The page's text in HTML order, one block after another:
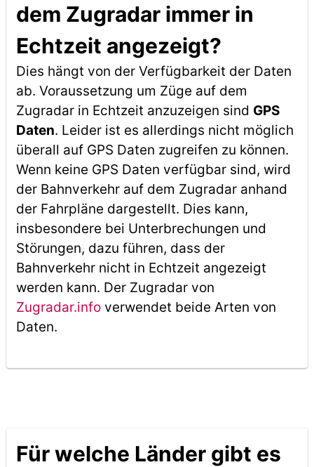
dem Zugradar immer in
Echtzeit angezeigt?
Dies hängt von der Verfügbarkeit der Daten
ab. Voraussetzung um Züge auf dem
Zugradar in Echtzeit anzuzeigen sind GPS
Daten. Leider ist es allerdings nicht möglich
überall auf GPS Daten zugreifen zu können.
Wenn keine GPS Daten verfügbar sind, wird
der Bahnverkehr auf dem Zugradar anhand
der Fahrpläne dargestellt. Dies kann,
insbesondere bei Unterbrechungen und
Störungen, dazu führen, dass der
Bahnverkehr nicht in Echtzeit angezeigt
werden kann. Der Zugradar von
Zugradar.infoverwendet beide Arten von
Daten.
Für welche Länder gibt es